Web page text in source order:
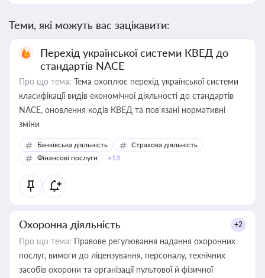
Теми, які можуть вас зацікавити:
Перехід української системи КВЕД до
стандартів NACE
Про що тема: Тема охоплює перехід української системи
класифікації видів економічної діяльності до стандартів
NACE, оновлення кодів КВЕД та пов'язані нормативні
зміни
Банківська діяльність
Страхова діяльність
Фінансові послуги
+13
Охоронна діяльність +2
Про що тема: Правове регулювання надання охоронних
послуг, вимоги до ліцензування, персоналу, технічних
засобів охорони та організації пультової й фізичної